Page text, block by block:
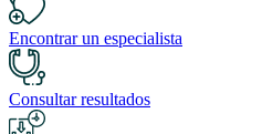
Encontrar un especialista
Consultar resultados